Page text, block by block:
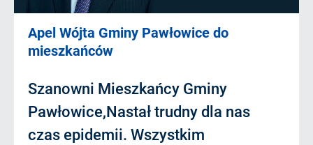
Apel Wójta Gminy Pawłowice do
mieszkańców
Szanowni Mieszkańcy Gminy
Pawłowice,Nastał trudny dla nas
czas epidemii. Wszystkim